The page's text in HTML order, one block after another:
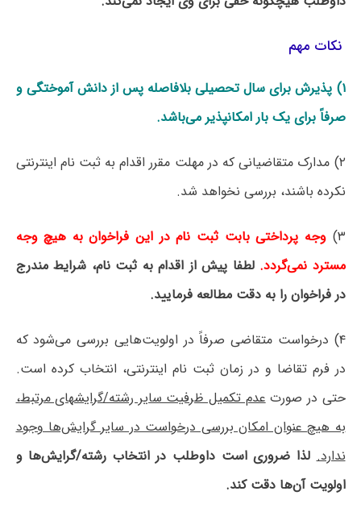
نکات مهم
۱) پذیرش برای سال تحصیلی بلافاصله پس از دانش آموختگی و
صرفاً برای یک بار امکانپذیر می‌باشد.
۲) مدارک متقاضیانی که در مهلت مقرر اقدام به ثبت نام اینترنتی
نکرده باشند، بررسی نخواهد شد.
۳) وجه پرداختی بابت ثبت نام در این فراخوان به هیچ وجه
مسترد نمی‌گردد. لطفا پیش از اقدام به ثبت نام، شرایط مندرج
در فراخوان را به دقت مطالعه فرمایید.
۴) درخواست متقاضی صرفاً در اولویت‌هایی بررسی می‌شود که
در فرم تقاضا و در زمان ثبت نام اینترنتی، انتخاب کرده است.
حتی در صورت‌عدم تکمیل ظرفیت سایر رشته/گرایشهای مرتبط،
به هیچ عنوان امکان بررسی درخواست در سایر گرایش‌ها وجود
ندارد. لذا ضروری است داوطلب در انتخاب رشته/گرایش‌ها و
اولویت آن‌ها دقت کند.